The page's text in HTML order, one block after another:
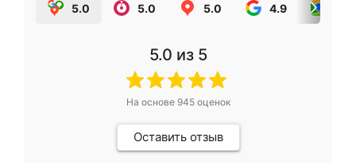
5.0 5.0 5.0 4.9
5.0 из 5
На основе 945оценок
Оставить отзыв